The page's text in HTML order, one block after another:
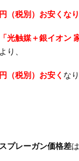
（税別）お安くな
「光触媒＋銀イオン
り、
（税別）お安く な
プレーガン価格差は